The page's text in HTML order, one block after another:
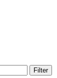
Filter